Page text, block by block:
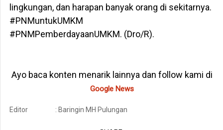
lingkungan, dan harapan banyak orang di sekitarnya.
#PNMuntukUMKM
#PNMPemberdayaanUMKM. (Dro/R).
Ayo baca konten menarik lainnya dan follow kami di
Google News
Editor : Baringin MH Pulungan